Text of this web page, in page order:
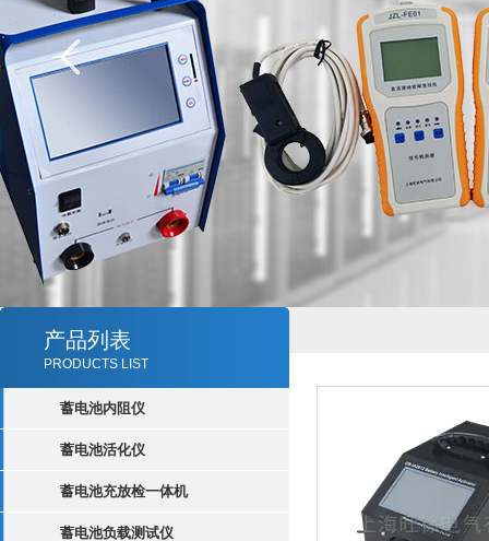
产品列表
PRODUCTS LIST
蓄电池内阻仪
蓄电池活化仪
蓄电池充放检一体机
蓄电池负载测试仪